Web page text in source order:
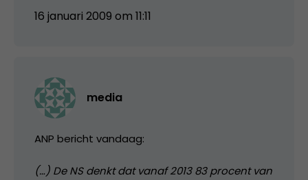
16 januari 2009 om 11:11
media
ANP bericht vandaag:
(…) De NS denkt dat vanaf 2013 83 procent van